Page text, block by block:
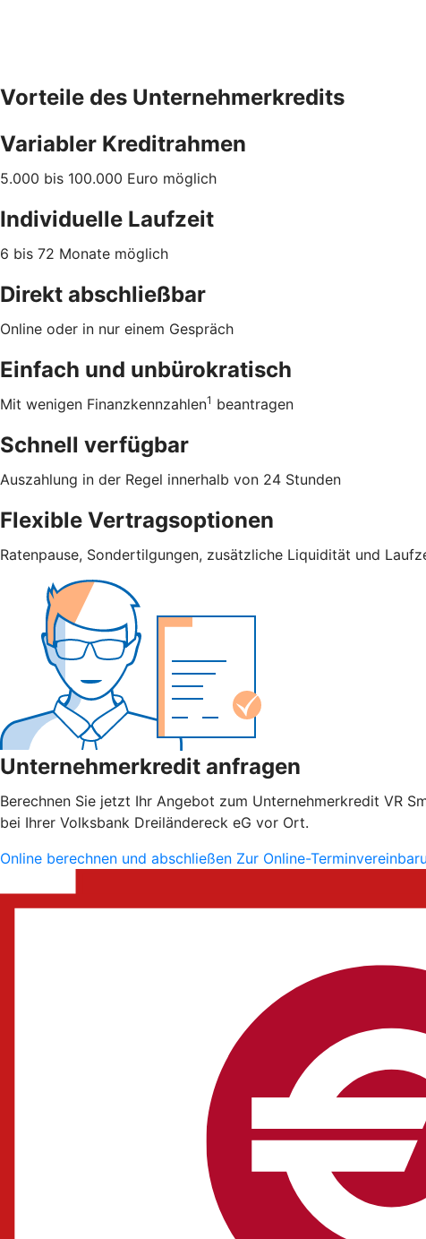
Vorteile des Unternehmerkredits
Variabler Kreditrahmen
5.000 bis 100.000 Euro möglich
Individuelle Laufzeit
6 bis 72 Monate möglich
Direkt abschließbar
Online oder in nur einem Gespräch
Einfach und unbürokratisch
Mit wenigen Finanzkennzahlen1 beantragen
Schnell verfügbar
Auszahlung in der Regel innerhalb von 24 Stunden
Flexible Vertragsoptionen
Ratenpause, Sondertilgungen, zusätzliche Liquidität und
Unternehmerkredit anfragen
Berechnen Sie jetzt Ihr Angebot zum Unternehmerkredit VR
bei Ihrer Volksbank Dreiländereck eG vor Ort.
Online berechnen und abschließen Zur Online-